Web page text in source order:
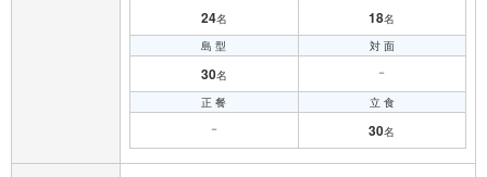
24名 18名
島 型
30名
対 面
－
正 餐
－
立 食
30名